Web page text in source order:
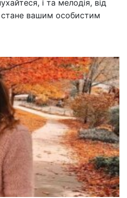
і та мелодія, від
стане вашим особистим